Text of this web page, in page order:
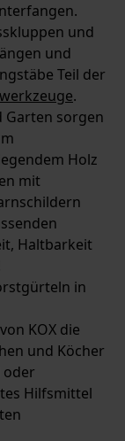
und
und
Teil der
.
Garten sorgen
Holz
mit
Haltbarkeit
in
von KOX die
und Köcher
oder
Hilfsmittel